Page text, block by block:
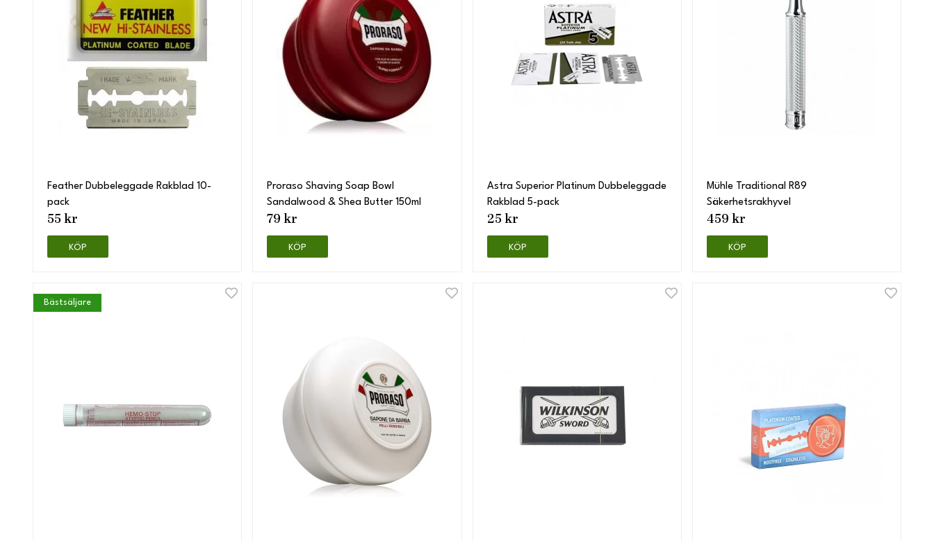
Feather Dubbeleggade Rakblad 10-
pack
55 kr
KÖP
Proraso Shaving Soap Bowl
Sandalwood & Shea Butter 150ml
79 kr
KÖP
Astra Superior Platinum Dubbeleggade
Rakblad 5-pack
25 kr
KÖP
Mühle Traditional R89
Säkerhetsrakhyvel
459 kr
KÖP
Bästsäljare